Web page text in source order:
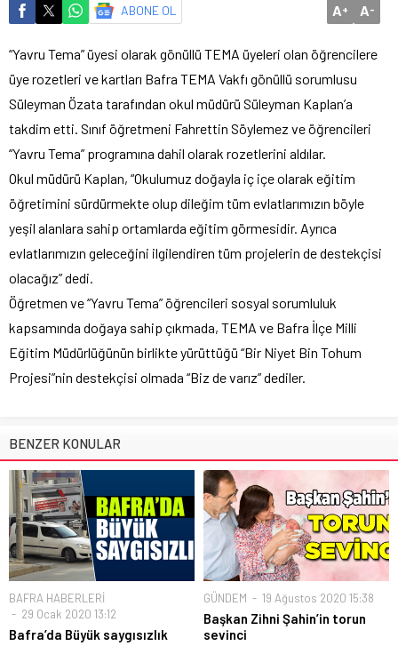
ABONE OL A+ A-
“Yavru Tema” üyesi olarak gönüllü TEMA üyeleri olan öğrencilere
üye rozetleri ve kartları Bafra TEMA Vakfı gönüllü sorumlusu
Süleyman Özata tarafından okul müdürü Süleyman Kaplan’a
takdim etti. Sınıf öğretmeni Fahrettin Söylemez ve öğrencileri
“Yavru Tema” programına dahil olarak rozetlerini aldılar.
Okul müdürü Kaplan, “Okulumuz doğayla iç içe olarak eğitim
öğretimini sürdürmekte olup dileğim tüm evlatlarımızın böyle
yeşil alanlara sahip ortamlarda eğitim görmesidir. Ayrıca
evlatlarımızın geleceğini ilgilendiren tüm projelerin de destekçisi
olacağız” dedi.
Öğretmen ve “Yavru Tema” öğrencileri sosyal sorumluluk
kapsamında doğaya sahip çıkmada, TEMA ve Bafra İlçe Milli
Eğitim Müdürlüğünün birlikte yürüttüğü “Bir Niyet Bin Tohum
Projesi”nin destekçisi olmada “Biz de varız” dediler.
BENZER KONULAR
BAFRA HABERLERİ
29 Ocak 2020 13:12
Bafra’da Büyük saygısızlık
GÜNDEM 19 Ağustos 2020 15:38
Başkan Zihni Şahin’in torun
sevinci